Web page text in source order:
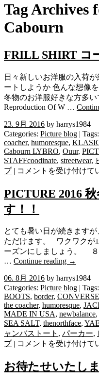
Tag Archives
Cabourn
FRILL SHIRT コ
日々新しいお洋服の入荷
ートしようか 色んな想像
冬物のお洋服好きな方多
Reproduction Of W …
23. 9月 2016 by harrys1984
Categories: Picture blog | Tags:
coacher, humoresque,
Cabourn LYBRO, Ouur,
STAFFcoodinate, streetwear,
プ| FRILL
ー
デ
ネ
ー
ト
は
コメントを受け付けて
PICTURE 2016
す！！
とても暑い日が続きます
ただけます。 ワクワクが
ーズンにしましょう。
… Continue reading →
06. 8月 2016 by harrys1984
Categories: Picture blog | Tags:
BOOTS, border, CONVERSE
the coacher, humoresque,
MADE IN USA, newbalance,
SEA SALT, thenorthface,
ャンバストート , パーカー,
プ
PICTURE
秋
冬
コメントを受け付けて
お待たせいたし